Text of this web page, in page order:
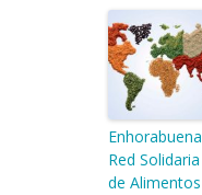
Enhorabuena
Red Solidaria
de Alimentos